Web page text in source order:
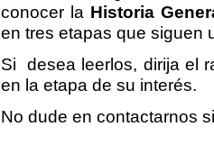
conocer la Historia
en tres etapas que siguen
Si desea leerlos, dirija el
en la etapa de su interés.
No dude en contactarnos